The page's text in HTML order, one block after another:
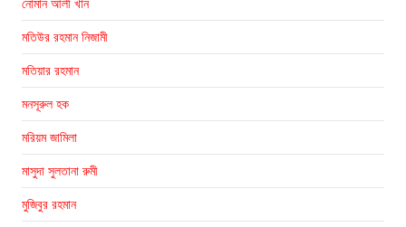
নোমান আলী খান
মতিউর রহমান নিজামী
মতিয়ার রহমান
মনসূরুল হক
মরিয়ম জামিলা
মাসুদা সুলতানা রুমী
মুজিবুর রহমান